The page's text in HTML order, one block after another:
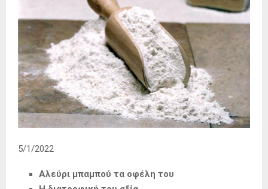
5/1/2022
Αλεύρι μπαμπού τα οφέλη του